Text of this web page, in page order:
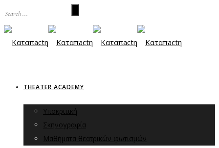
THEATER ACADEMY
Υποκριτική
Σκηνογραφία
Μαθήματα θεατρικών φωτισμών